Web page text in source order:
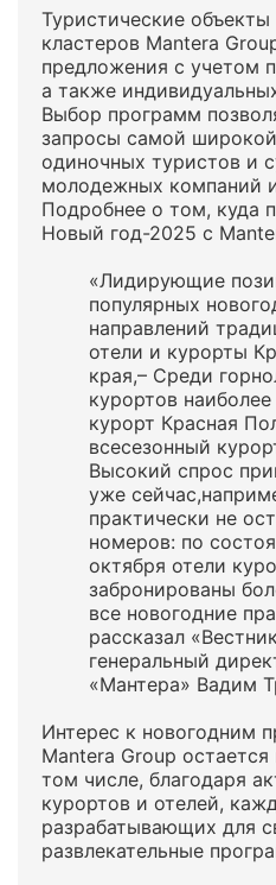
Туристические
кластеров Mantera
предложения с учетом
а также
Выбор программ
запросы самой
одиночных туристов и
молодежных компаний
Подробнее о том, куда
Новый год-2025 с
«Лидирующие
популярных
направлений
отели и курорты
края,– Среди
курортов
курорт Красная
всесезонный
Высокий спрос
уже
практически не
номеров: по
октября отели
забронированы
все новогодние
рассказал
генеральный
«Мантера» Вадим
Интерес к новогодним
Mantera Group
том числе, благодаря
курортов и отелей,
разрабатывающих для
развлекательные